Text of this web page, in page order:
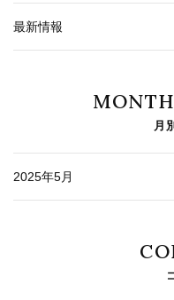
最新情報
月
2025年5月